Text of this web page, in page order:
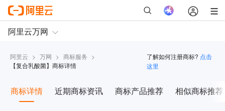
阿里云 > 万网 > 商标服务 >
【复合乳酸菌】商标详情
了解如何注册商标? 点击
这里
商标详情 近期商标资讯 商标产品推荐 相似商标推荐